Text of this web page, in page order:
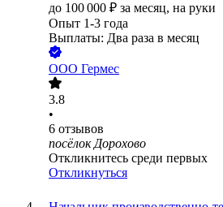
до 100 000 ₽ за месяц, на руки
Опыт 1-3 года
Выплаты: Два раза в месяц
ООО Гермес
3.8
•
6 отзывов
посёлок Дорохово
Откликнитесь среди первых
Откликнуться